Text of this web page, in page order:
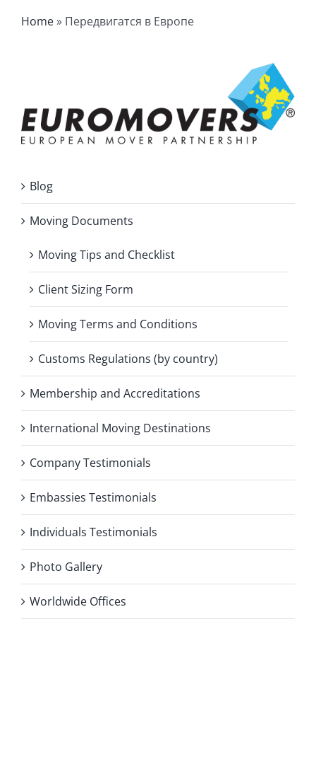
Home» Передвигатся в Европe
Blog
Moving Documents
Moving Tips and Checklist
Client Sizing Form
Moving Terms and Conditions
Customs Regulations (by country)
Membership and Accreditations
International Moving Destinations
Company Testimonials
Embassies Testimonials
Individuals Testimonials
Photo Gallery
Worldwide Offices